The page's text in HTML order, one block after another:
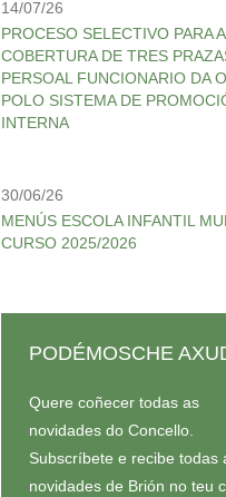
14/07/26
PROCESO SELECTIVO PARA A
COBERTURA DE TRES
PERSOAL FUNCIONARIO DA
POLO SISTEMA DE
INTERNA
30/06/26
MENÚS ESCOLA INFANTIL
CURSO 2025/2026
PODÉMOSCHE
Quere coñecer todas as
novidades do Concello.
Subscríbete e recibe todas
novidades de Brión no teu